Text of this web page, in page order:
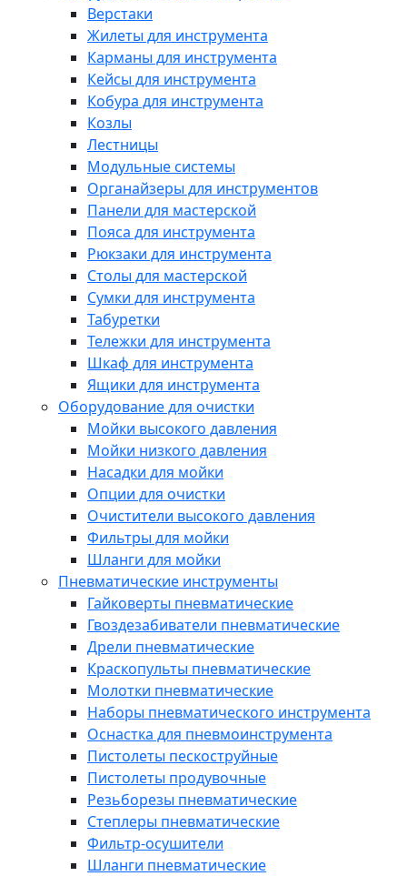
Верстаки
Жилеты для инструмента
Карманы для инструмента
Кейсы для инструмента
Кобура для инструмента
Козлы
Лестницы
Модульные системы
Органайзеры для инструментов
Панели для мастерской
Пояса для инструмента
Рюкзаки для инструмента
Столы для мастерской
Сумки для инструмента
Табуретки
Тележки для инструмента
Шкаф для инструмента
Ящики для инструмента
Оборудование для очистки
Мойки высокого давления
Мойки низкого давления
Насадки для мойки
Опции для очистки
Очистители высокого давления
Фильтры для мойки
Шланги для мойки
Пневматические инструменты
Гайковерты пневматические
Гвоздезабиватели пневматические
Дрели пневматические
Краскопульты пневматические
Молотки пневматические
Наборы пневматического инструмента
Оснастка для пневмоинструмента
Пистолеты пескоструйные
Пистолеты продувочные
Резьборезы пневматические
Степлеры пневматические
Фильтр-осушители
Шланги пневматические